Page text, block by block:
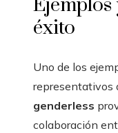
Ejemplos
éxito
Uno de los
representativos
genderless
colaboración